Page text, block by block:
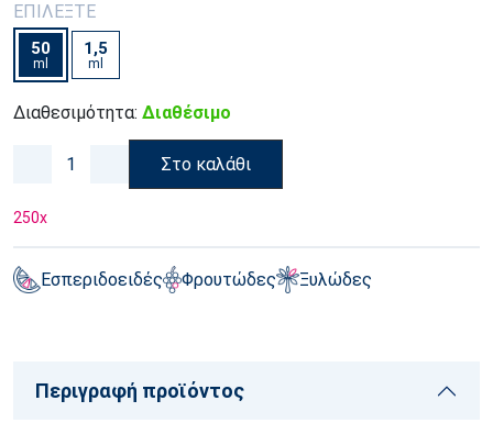
ΕΠΙΛΕΞΤΕ
50
ml
1,5
ml
Διαθεσιμότητα: Διαθέσιμο
Στο καλάθι
250x
Εσπεριδοειδές Φρουτώδες Ξυλώδες
Περιγραφή προϊόντος